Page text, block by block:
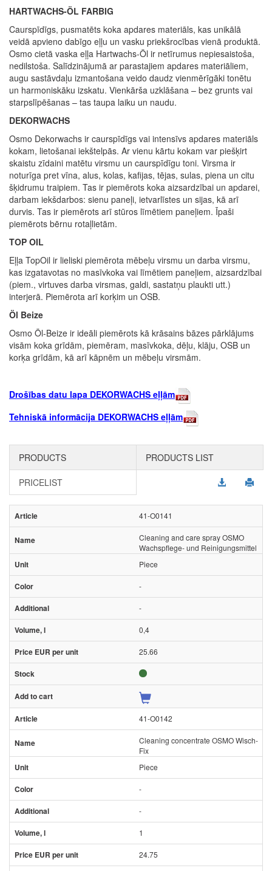
HARTWACHS-ÖL FARBIG
Caurspīdīgs, pusmatēts koka apdares materiāls, kas unikālā
veidā apvieno dabīgo eļļu un vasku priekšrocības vienā produktā.
Osmo cietā vaska eļļa Hartwachs-Öl ir netīrumus nepiesaistoša,
nedilstoša. Salīdzinājumā ar parastajiem apdares materiāliem,
augu sastāvdaļu izmantošana veido daudz vienmērīgāki tonētu
un harmoniskāku izskatu. Vienkārša uzklāšana – bez grunts vai
starpslīpēšanas – tas taupa laiku un naudu.
DEKORWACHS
Osmo Dekorwachs ir caurspīdīgs vai intensīvs apdares materiāls
kokam, lietošanai iekštelpās. Ar vienu kārtu kokam var piešķirt
skaistu zīdaini matētu virsmu un caurspīdīgu toni. Virsma ir
noturīga pret vīna, alus, kolas, kafijas, tējas, sulas, piena un citu
šķidrumu traipiem. Tas ir piemērots koka aizsardzībai un apdarei,
darbam iekšdarbos: sienu paneļi, ietvarlīstes un sijas, kā arī
durvis. Tas ir piemērots arī stūros līmētiem paneļiem. Īpaši
piemērots bērnu rotaļlietām.
TOP OIL
Eļļa TopOil ir lieliski piemērota mēbeļu virsmu un darba virsmu,
kas izgatavotas no masīvkoka vai līmētiem paneļiem, aizsardzībai
(piem., virtuves darba virsmas, galdi, sastatņu plaukti utt.)
interjerā. Piemērota arī korķim un OSB.
Öl Beize
Osmo Öl-Beize ir ideāli piemērots kā krāsains bāzes pārklājums
visām koka grīdām, piemēram, masīvkoka, dēļu, klāju, OSB un
korķa grīdām, kā arī kāpnēm un mēbeļu virsmām.
Drošības datu lapa DEKORWACHS eļļām
Tehniskā informācija DEKORWACHS eļļām
PRODUCTS PRODUCTS LIST
PRICELIST
41-O0141
Cleaning and care spray OSMO
Wachspflege- und Reinigungsmittel
Piece
-
-
0,4
25.66
41-O0142
Cleaning concentrate OSMO Wisch-
Fix
Piece
-
-
1
24.75